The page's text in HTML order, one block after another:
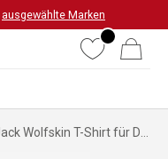
ausgewählte Marken
WunschlisteWarenkorb